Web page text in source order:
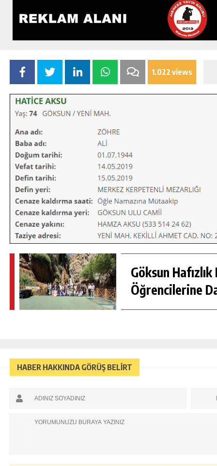
1.022 views
Göksun Hafızlık
Öğrencilerine
HABER HAKKINDA GÖRÜŞ BELİRT
GÜNLÜK HABER AKIŞI
GÖKSUN HAFIZLIK KIZ KUR’AN KURSU
ÖĞRENCILERINE DARENDE GEZISI.